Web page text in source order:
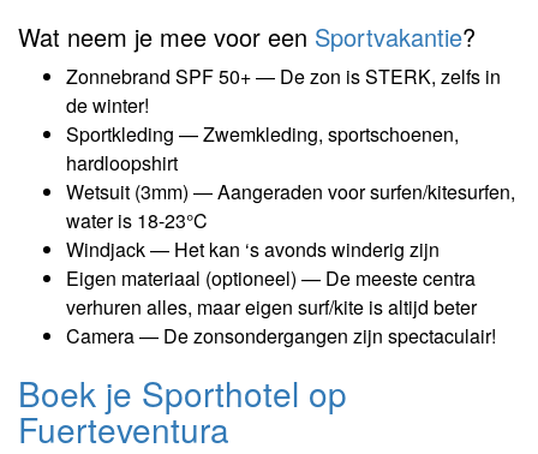
Wat neem je mee voor een Sportvakantie?
Zonnebrand SPF 50+ — De zon is STERK, zelfs in
de winter!
Sportkleding — Zwemkleding, sportschoenen,
hardloopshirt
Wetsuit (3mm) — Aangeraden voor surfen/kitesurfen,
water is 18-23°C
Windjack — Het kan ‘s avonds winderig zijn
Eigen materiaal (optioneel) — De meeste centra
verhuren alles, maar eigen surf/kite is altijd beter
Camera — De zonsondergangen zijn spectaculair!
Boek je Sporthotel op
Fuerteventura